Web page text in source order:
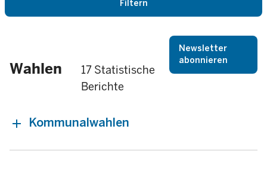
Wahlen
17 Statistische
Berichte
Newsletter
abonnieren
Kommunalwahlen